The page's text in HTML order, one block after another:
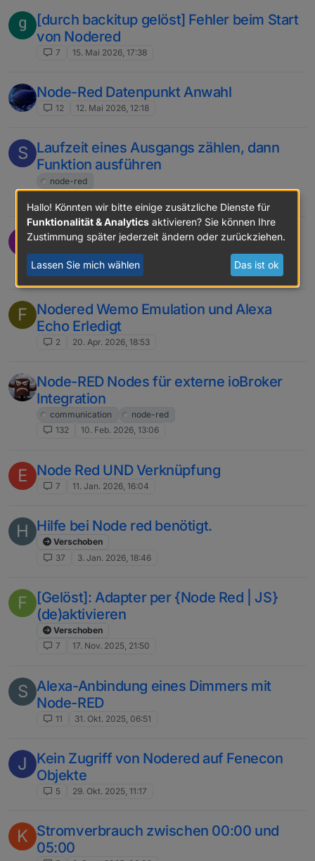
[durch backitup gelöst] Fehler beim Start
von Nodered
7 15. Mai 2026, 17:38
Node-Red Datenpunkt Anwahl
12 12. Mai 2026, 12:18
S Laufzeit eines Ausgangs zählen, dann
Funktion ausführen
node-red
T Aktivierung in bestimmtem Zeitraum
(erledigt!)
8 22. Apr. 2026, 13:42
F
Nodered Wemo Emulation und Alexa
Echo Erledigt
2 20. Apr. 2026, 18:53
Node-RED Nodes für externe ioBroker
Integration
communication
node-red
132
10. Feb. 2026, 13:06
E Node Red UND Verknüpfung
7 11. Jan. 2026, 16:04
H Hilfe bei Node red benötigt.
Verschoben
37
3. Jan. 2026, 18:46
F
[Gelöst]: Adapter per {Node Red | JS}
(de)aktivieren
Verschoben
7
17. Nov. 2025, 21:50
S Alexa-Anbindung eines Dimmers mit
Node-RED
11 31. Okt. 2025, 06:51
J
Kein Zugriff von Nodered auf Fenecon
Objekte
5 29. Okt. 2025, 11:17
K Stromverbrauch zwischen 00:00 und
05:00
Hallo! Könnten wir bitte einige zusätzliche Dienste für
Funktionalität & Analytics aktivieren? Sie können Ihre
Zustimmung später jederzeit ändern oder zurückziehen.
Lassen Sie mich wählen Das ist ok